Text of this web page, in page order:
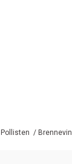
Pollisten / Brennevin